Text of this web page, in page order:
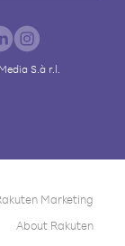
S.à r.l.
Marketing
About Rakuten